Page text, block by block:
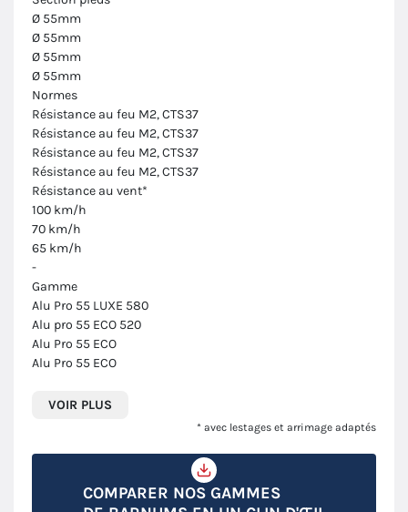
Ø 55mm
Ø 55mm
Ø 55mm
Ø 55mm
Normes
Résistance au feu M2, CTS37
Résistance au feu M2, CTS37
Résistance au feu M2, CTS37
Résistance au feu M2, CTS37
Résistance au vent*
100 km/h
70 km/h
65 km/h
-
Gamme
Alu Pro 55 LUXE 580
Alu pro 55 ECO 520
Alu Pro 55 ECO
Alu Pro 55 ECO
VOIR PLUS
* avec lestages et arrimage adaptés
COMPARER NOS GAMMES